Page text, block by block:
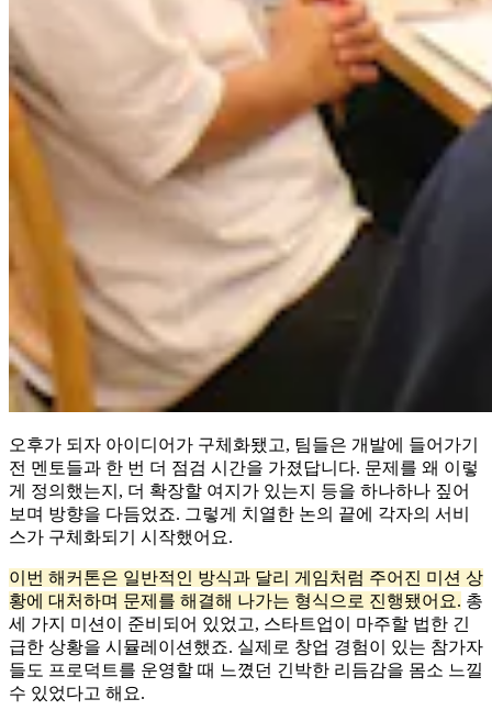
오후가 되자 아이디어가 구체화됐고, 팀들은 개발에 들어가기
전 멘토들과 한 번 더 점검 시간을 가졌답니다. 문제를 왜 이렇
게 정의했는지, 더 확장할 여지가 있는지 등을 하나하나 짚어
보며 방향을 다듬었죠. 그렇게 치열한 논의 끝에 각자의 서비
스가 구체화되기 시작했어요.
이번 해커톤은 일반적인 방식과 달리 게임처럼 주어진 미션 상
황에 대처하며 문제를 해결해 나가는 형식으로 진행됐어요. 총
세 가지 미션이 준비되어 있었고, 스타트업이 마주할 법한 긴
급한 상황을 시뮬레이션했죠. 실제로 창업 경험이 있는 참가자
들도 프로덕트를 운영할 때 느꼈던 긴박한 리듬감을 몸소 느낄
수 있었다고 해요.